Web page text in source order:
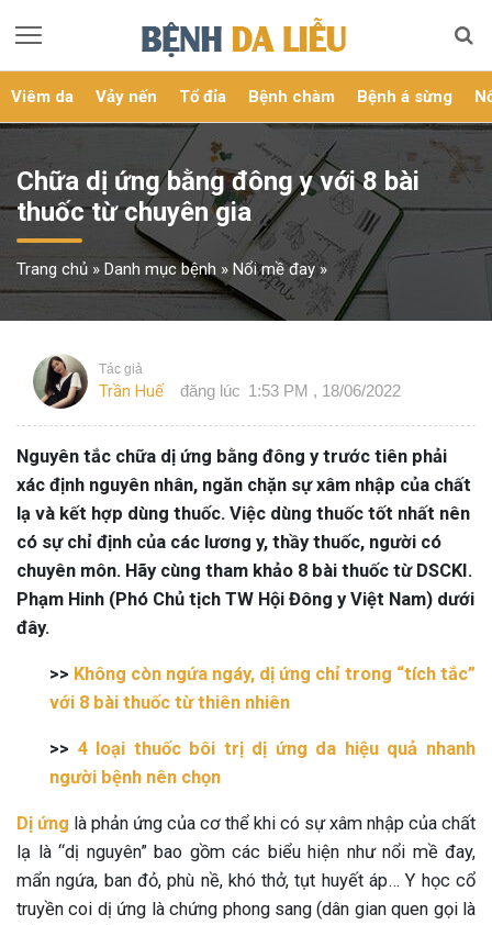
Viêm da Vảy nến Tổ đỉa Bệnh chàm Bệnh á sừng
Chữa dị ứng bằng đông y với 8 bài
thuốc từ chuyên gia
Trang chủ » Danh mục bệnh » Nổi mề đay»
Tác giả
Trần Huế đăng lúc 1:53 PM , 18/06/2022
Nguyên tắc chữa dị ứng bằng đông y trước tiên phải
xác định nguyên nhân, ngăn chặn sự xâm nhập của chất
lạ và kết hợp dùng thuốc. Việc dùng thuốc tốt nhất nên
có sự chỉ định của các lương y, thầy thuốc, người có
chuyên môn. Hãy cùng tham khảo 8 bài thuốc từ DSCKI.
Phạm Hinh (Phó Chủ tịch TW Hội Đông y Việt Nam) dưới
đây.
>> Không còn ngứa ngáy, dị ứng chỉ trong “tích tắc”
với 8 bài thuốc từ thiên nhiên
>> 4 loại thuốc bôi trị dị ứng da hiệu quả nhanh
người bệnh nên chọn
Dị ứng là phản ứng của cơ thể khi có sự xâm nhập của chất
lạ là “dị nguyên” bao gồm các biểu hiện như nổi mề đay,
mẩn ngứa, ban đỏ, phù nề, khó thở, tụt huyết áp… Y học cổ
truyền coi dị ứng là chứng phong sang (dân gian quen gọi là